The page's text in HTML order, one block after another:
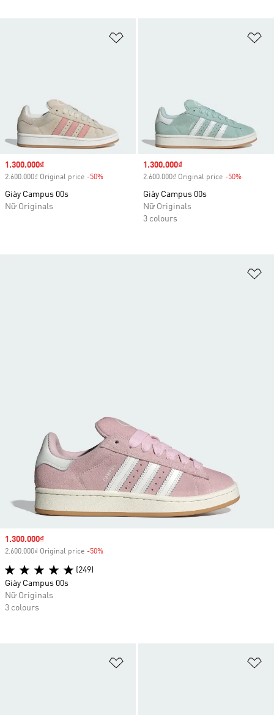
Sale price
1.300.000₫
2.600.000₫ Original price -50%
Giày Campus 00s
Nữ Originals
Sale price
1.300.000₫
2.600.000₫ Original price -50%
Giày Campus 00s
Nữ Originals
3 colours
Sale price
1.300.000₫
2.600.000₫ Original price -50%
(249)
Giày Campus 00s
Nữ Originals
3 colours